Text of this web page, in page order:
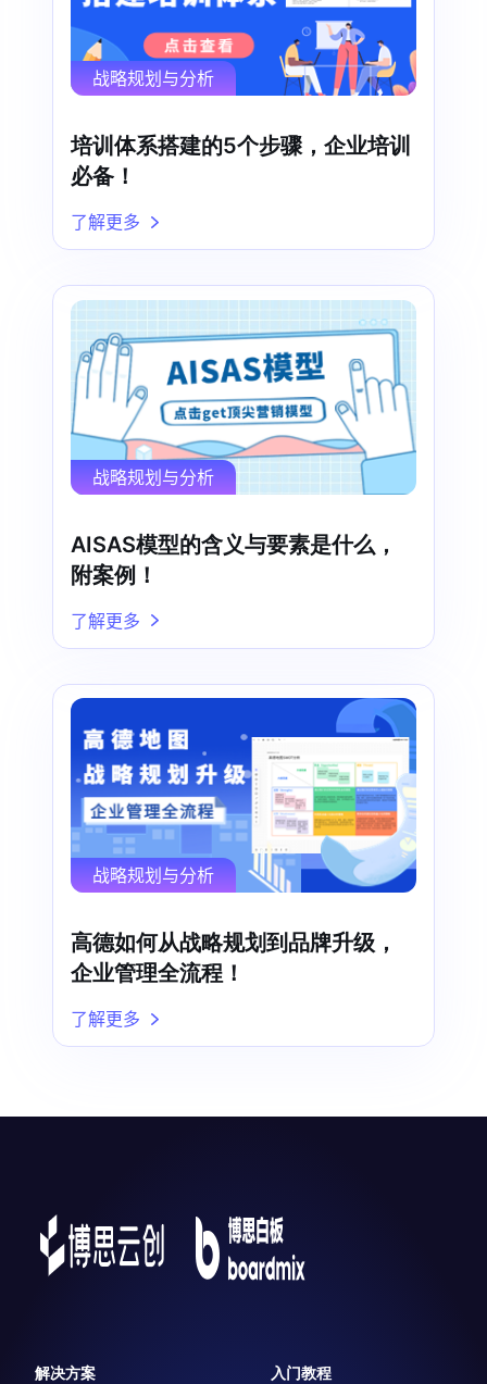
战略规划与分析
培训体系搭建的5个步骤，企业培训
必备！
了解更多
战略规划与分析
AISAS模型的含义与要素是什么，
附案例！
了解更多
战略规划与分析
高德如何从战略规划到品牌升级，
企业管理全流程！
了解更多
解决方案 入门教程